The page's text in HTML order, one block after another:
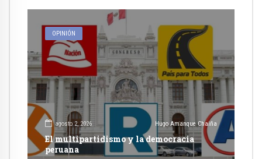
OPINIÓN
agosto 2, 2026 Hugo Amanque Chaiña
El multipartidismo y la democracia
peruana